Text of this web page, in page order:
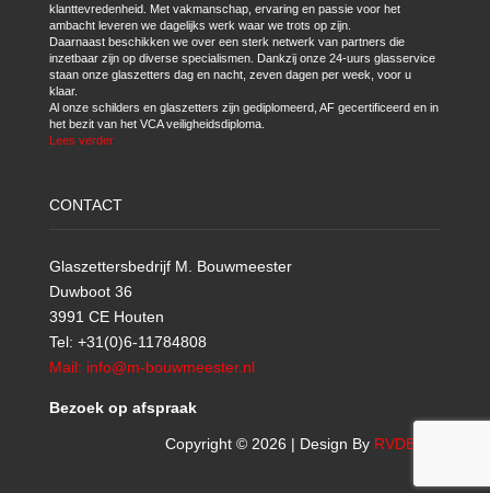
klanttevredenheid. Met vakmanschap, ervaring en passie voor het
ambacht leveren we dagelijks werk waar we trots op zijn.
Daarnaast beschikken we over een sterk netwerk van partners die
inzetbaar zijn op diverse specialismen. Dankzij onze 24-uurs glasservice
staan onze glaszetters dag en nacht, zeven dagen per week, voor u
klaar.
Al onze schilders en glaszetters zijn gediplomeerd, AF gecertificeerd en in
het bezit van het VCA veiligheidsdiploma.
Lees verder
CONTACT
Glaszettersbedrijf M. Bouwmeester
Duwboot 36
3991 CE Houten
Tel: +31(0)6-11784808
Mail: info@m-bouwmeester.nl
Bezoek op afspraak
Copyright © 2026 | Design By RVDBICT